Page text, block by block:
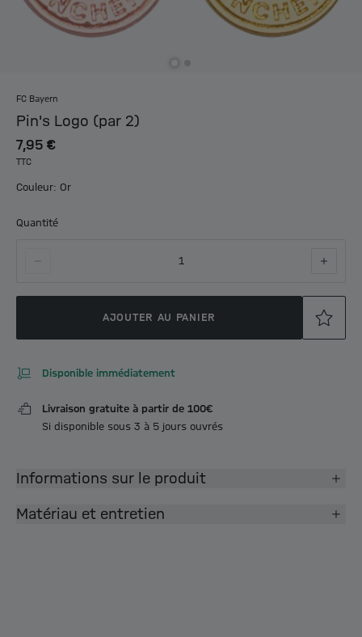
FC Bayern
Pin's Logo (par 2)
7,95 €
TTC
Couleur: Or
Quantité
1
AJOUTER AU PANIER
Disponible immédiatement
Livraison gratuite à partir de 100€
Si disponible sous 3 à 5 jours ouvrés
Informations sur le produit
Matériau et entretien